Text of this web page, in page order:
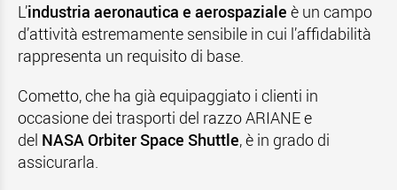
L’industria aeronautica e aerospaziale è un campo
d’attività estremamente sensibile in cui l’affidabilità
rappresenta un requisito di base.
Cometto, che ha già equipaggiato i clienti in
occasione dei trasporti del razzo ARIANE e
del NASA Orbiter Space Shuttle, è in grado di
assicurarla.